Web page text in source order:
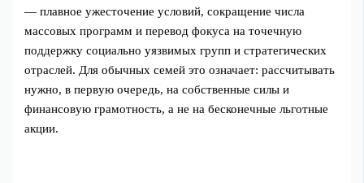
— плавное ужесточение условий, сокращение числа
массовых программ и перевод фокуса на точечную
поддержку социально уязвимых групп и стратегических
отраслей. Для обычных семей это означает: рассчитывать
нужно, в первую очередь, на собственные силы и
финансовую грамотность, а не на бесконечные льготные
акции.